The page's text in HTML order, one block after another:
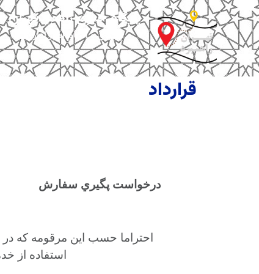
پایگاه خبری راهبردتهران
پیگیری و انجام امور اداری
قرارداد
درﺧﻮاﺳﺖ ﭘﮕﯿﺮي ﺳﻔﺎرش
اﺣﺘﺮاﻣﺎ ﺣﺴﺐ اﯾﻦ ﻣﺮﻗﻮﻣﻪ ﮐﻪ در
اﺳﺘﻔﺎده از